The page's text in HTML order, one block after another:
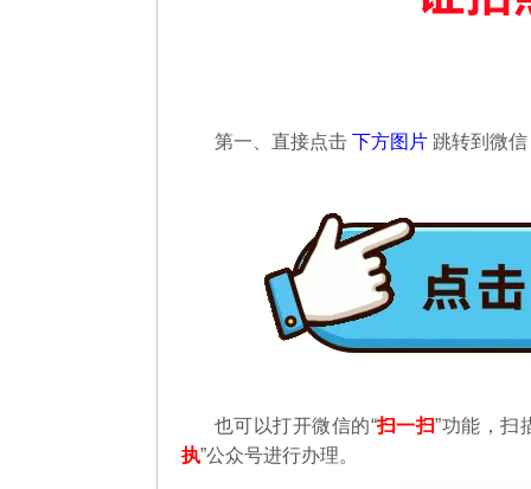
第一、直接点击 下方图片 跳转到微信
也可以打开微信的“扫一扫”功能，扫
执”公众号进行办理。